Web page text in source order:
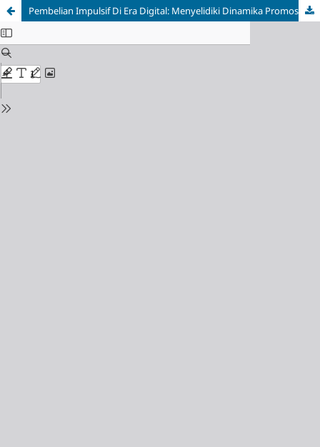
Pembelian Impulsif Di Era Digital: Menyelidiki Dinamika Promosi Penjualan, Fomo, Dan Metode Pembayaran Digital Mahasiswa